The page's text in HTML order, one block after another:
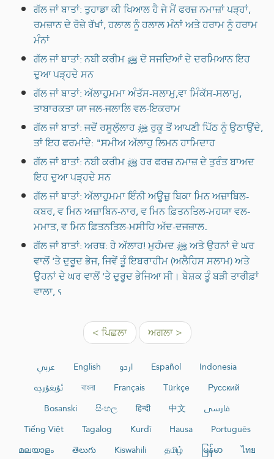
ਗੱਲ ਜਾਂ ਬਾਤਾਂ: ਤੁਹਾਡਾ ਕੀ ਖਿਆਲ ਹੈ ਜੇ ਮੈਂ ਫਰਜ਼ ਨਮਾਜ਼ਾਂ ਪੜ੍ਹਾਂ,
ਰਮਜ਼ਾਨ ਦੇ ਰੋਜ਼ੇ ਰੱਖਾਂ, ਹਲਾਲ ਨੂੰ ਹਲਾਲ ਮੰਨਾਂ ਅਤੇ ਹਰਾਮ ਨੂੰ ਹਰਾਮ
ਮੰਨਾਂ
ਗੱਲ ਜਾਂ ਬਾਤਾਂ: ਨਬੀ ਕਰੀਮ ﷺ ਦੋ ਸਜਦਿਆਂ ਦੇ ਦਰਮਿਆਨ ਇਹ
ਦੁਆ ਪੜ੍ਹਦੇ ਸਨ
ਗੱਲ ਜਾਂ ਬਾਤਾਂ: ਅੱਲਾਹੁਮਮਾ ਅੰਤੱਸ-ਸਲਾਮੁ,ਵਾ ਮਿੰਕੱਸ-ਸਲਾਮੁ,
ਤਾਬਾਰਕਤਾ ਯਾ ਜਲ-ਜਲਾਲਿ ਵਲ-ਇਕਰਾਮ
ਗੱਲ ਜਾਂ ਬਾਤਾਂ: ਜਦੋਂ ਰਸੂਲੁੱਲਾਹ ﷺ ਰੁਕੂ ਤੋਂ ਆਪਣੀ ਪਿੱਠ ਨੂੰ ਉਠਾਉਂਦੇ,
ਤਾਂ ਇਹ ਫਰਮਾਂਦੇ: "ਸਮੀਅ ਅੱਲਾਹੁ ਲਿਮਨ ਹਾਮਿਦਾਹ
ਗੱਲ ਜਾਂ ਬਾਤਾਂ: ਨਬੀ ਕਰੀਮ ﷺ ਹਰ ਫਰਜ਼ ਨਮਾਜ਼ ਦੇ ਤੁਰੰਤ ਬਾਅਦ
ਇਹ ਦੁਆ ਪੜ੍ਹਦੇ ਸਨ
ਗੱਲ ਜਾਂ ਬਾਤਾਂ: ਅੱਲਾਹੁਮਮਾ ਇੰਨੀ ਅਊਜ਼ੁ ਬਿਕਾ ਮਿਨ ਅਜ਼ਾਬਿਲ-
ਕਬਰ, ਵ ਮਿਨ ਅਜ਼ਾਬਿਨ-ਨਾਰ, ਵ ਮਿਨ ਫ਼ਿਤਨਤਿਲ-ਮਹਯਾ ਵਲ-
ਮਮਾਤ, ਵ ਮਿਨ ਫ਼ਿਤਨਤਿਲ-ਮਸੀਹਿ ਅੱਦ-ਦਜਜ਼ਾਲ۔
ਗੱਲ ਜਾਂ ਬਾਤਾਂ: ਅਰਥ: ਹੇ ਅੱਲਾਹ! ਮੁਹੰਮਦ ﷺ ਅਤੇ ਉਹਨਾਂ ਦੇ ਘਰ
ਵਾਲੋਂ 'ਤੇ ਦੁਰੂਦ ਭੇਜ, ਜਿਵੇਂ ਤੂੰ ਇਬਰਾਹੀਮ (ਅਲੈਹਿਸ ਸਲਾਮ) ਅਤੇ
ਉਹਨਾਂ ਦੇ ਘਰ ਵਾਲੋਂ 'ਤੇ ਦੁਰੂਦ ਭੇਜਿਆ ਸੀ। ਬੇਸ਼ਕ ਤੂੰ ਬੜੀ ਤਾਰੀਫ਼ਾਂ
ਵਾਲਾ, ؟
< ਪਿਛਲਾ ਅਗਲਾ >
عربي English اردو Español
Indonesia
ئۇيغۇرچە
বাংলা Français Türkçe
Русский
Bosanski
සිංහල हिन्दी 中文
فارسی
Tiếng Việt
Tagalog Kurdî Hausa
Português
മലയാളം
తెలుగు Kiswahili தமிழ் မြန်မာ
ไทย